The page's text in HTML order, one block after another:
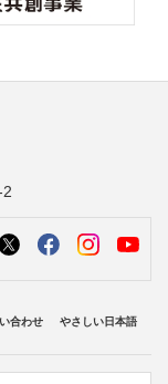
合わせ やさしい日本語